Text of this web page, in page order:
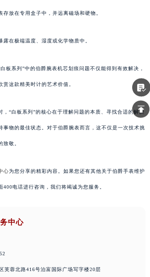
放在专用盒子中，并远离磁场和硬物。
在极端温度、湿度或化学物质中。
板系列”中的伯爵腕表机芯划痕问题不仅能得到有效解决，
这款精美时计的艺术价值。
，“白板系列”的核心在于理解问题的本质、寻找合适的解决
事物的最佳状态。对于伯爵腕表而言，这不仅是一次技术挑
致敬。
心为您分享的精彩内容。如果您还有其他关于伯爵手表维护
电话进行咨询，我们将竭诚为您服务。
中心
芙蓉北路416号泊富国际广场写字楼20层